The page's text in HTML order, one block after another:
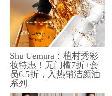
Shu Uemura：植村秀彩
妆特惠！无门槛7折+会
员6.5折，入热销洁颜油
系列